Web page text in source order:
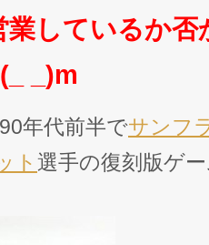
しているか否
_)m
年代前半でサンフ
ト 選手の復刻版ゲ